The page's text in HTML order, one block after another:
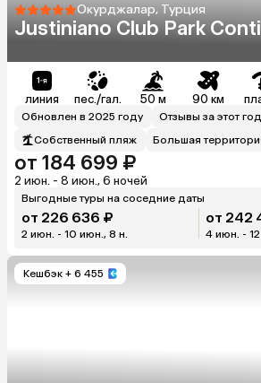
Окурджалар, Турция
Justiniano Club Park Conti
линия пес./гал. 50 м 90 км
Обновлен в 2025 году
Отзывы за этот год
Собственный пляж
Большая
от 184 699 ₽
2 июн. - 8 июн., 6 ночей
Выгодные туры на соседние даты
от 226 636 ₽
2 июн. - 10 июн., 8 н.
от 242
4 июн. -
Кешбэк + 6 455